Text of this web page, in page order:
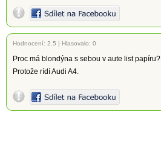
Hodnocení: 2.5 | Hlasovalo: 0
Proc má blondýna s sebou v aute list papíru?
Protože rídí Audi A4.